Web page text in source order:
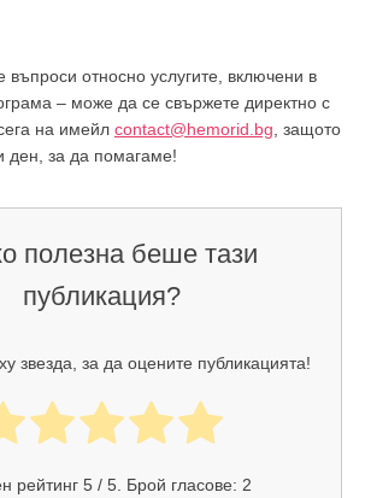
въпроси относно услугите, включени в
– може да се свържете директно с
на имейл contact@hemorid.bg, защото
ден, за да помагаме!
полезна беше тази
публикация?
звезда, за да оцените публикацията!
рейтинг 5/ 5. Брой гласове: 2